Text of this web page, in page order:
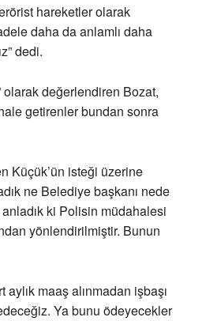
hareketler olarak
daha da anlamlı daha
dedi.
olarak değerlendiren Bozat,
getirenler bundan sonra
Küçük’ün isteği üzerine
ne Belediye başkanı nede
ki Polisin müdahalesi
yönlendirilmiştir. Bunun
maaş alınmadan işbaşı
Ya bunu ödeyecekler